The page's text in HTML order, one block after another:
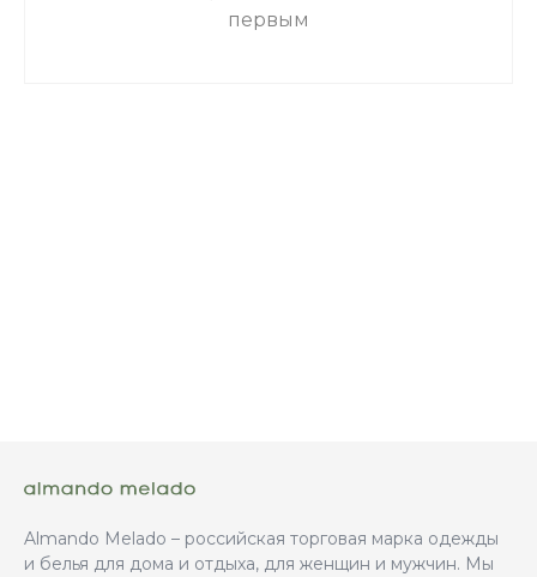
первым
Almando Melado – российская торговая марка одежды
и белья для дома и отдыха, для женщин и мужчин. Мы